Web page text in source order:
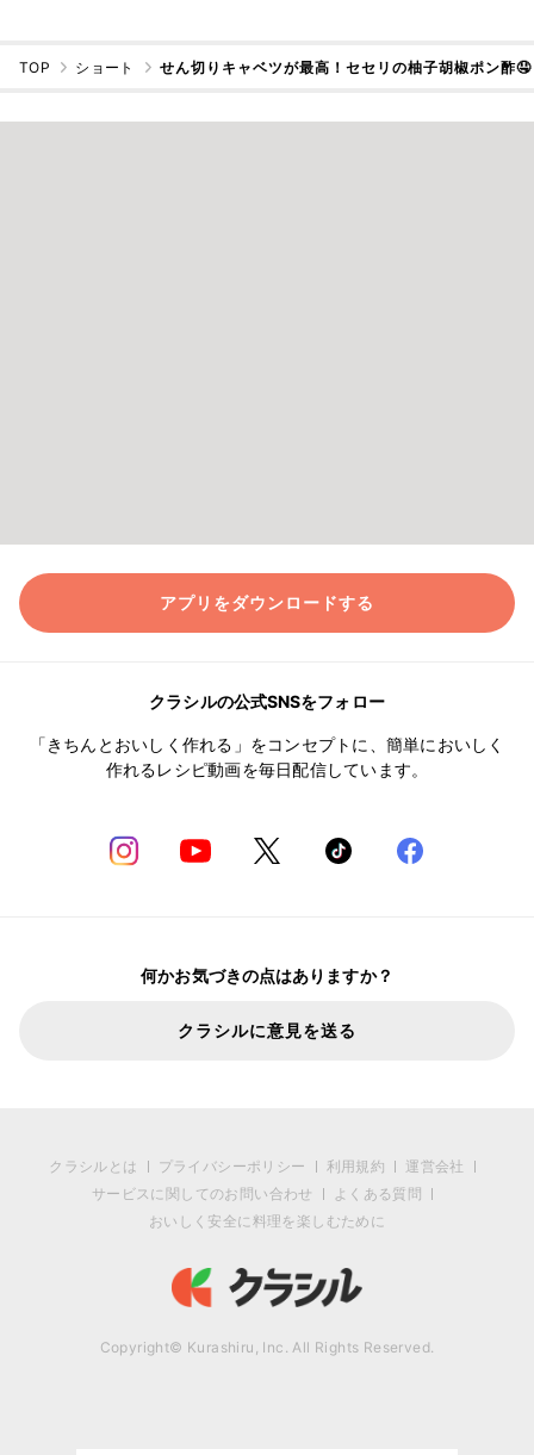
TOP ショート せん切りキャベツが最高！セセリの柚子胡椒ポン酢🤤
アプリをダウンロードする
クラシルの公式SNSをフォロー
「きちんとおいしく作れる」をコンセプトに、簡単においしく
作れるレシピ動画を毎日配信しています。
何かお気づきの点はありますか？
クラシルに意見を送る
クラシルとは プライバシーポリシー 利用規約
運営会社
サービスに関してのお問い合わせ
よくある質問
おいしく安全に料理を楽しむために
Copyright© Kurashiru, Inc. All Rights Reserved.